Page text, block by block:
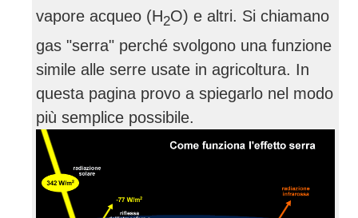
vapore acqueo (H2O) e altri. Si chiamano
gas "serra" perché svolgono una funzione
simile alle serre usate in agricoltura. In
questa pagina provo a spiegarlo nel modo
più semplice possibile.